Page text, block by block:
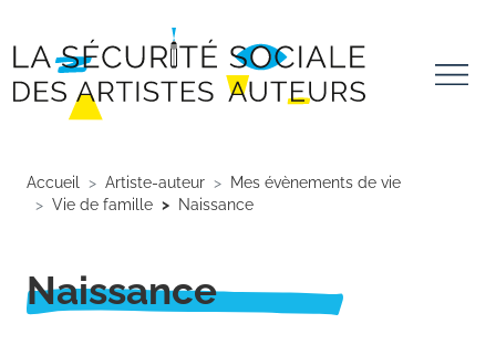
Accueil Artiste-auteur
Mes évènements de vie
Vie de famille
Naissance
Naissance